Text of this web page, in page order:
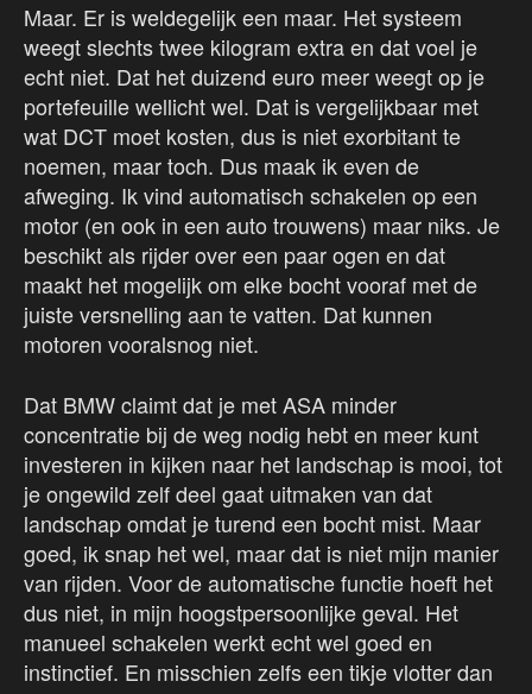
Maar. Er is weldegelijk een maar. Het systeem
weegt slechts twee kilogram extra en dat voel je
echt niet. Dat het duizend euro meer weegt op je
portefeuille wellicht wel. Dat is vergelijkbaar met
wat DCT moet kosten, dus is niet exorbitant te
noemen, maar toch. Dus maak ik even de
afweging. Ik vind automatisch schakelen op een
motor (en ook in een auto trouwens) maar niks. Je
beschikt als rijder over een paar ogen en dat
maakt het mogelijk om elke bocht vooraf met de
juiste versnelling aan te vatten. Dat kunnen
motoren vooralsnog niet.
Dat BMW claimt dat je met ASA minder
concentratie bij de weg nodig hebt en meer kunt
investeren in kijken naar het landschap is mooi, tot
je ongewild zelf deel gaat uitmaken van dat
landschap omdat je turend een bocht mist. Maar
goed, ik snap het wel, maar dat is niet mijn manier
van rijden. Voor de automatische functie hoeft het
dus niet, in mijn hoogstpersoonlijke geval. Het
manueel schakelen werkt echt wel goed en
instinctief. En misschien zelfs een tikje vlotter dan